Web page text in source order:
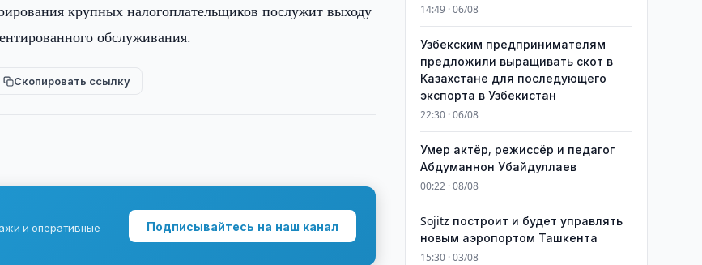
крупных налогоплательщиков послужит выходу
обслуживания.
Скопировать ссылку
и оперативные
Подписывайтесь на наш канал
14:49 · 06/08
Узбекским предпринимателям
предложили выращивать скот в
Казахстане для последующего
экспорта в Узбекистан
22:30 · 06/08
Умер актёр, режиссёр и педагог
Абдуманнон Убайдуллаев
00:22 · 08/08
Sojitz построит и будет управлять
новым аэропортом Ташкента
15:30 · 03/08